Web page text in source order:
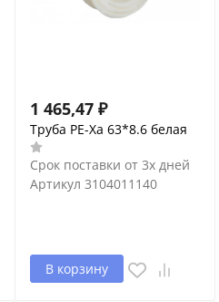
1 465,47 ₽
Труба PE-Xa 63*8.6 белая
Срок поставки от 3х дней
Артикул 3104011140
В корзину